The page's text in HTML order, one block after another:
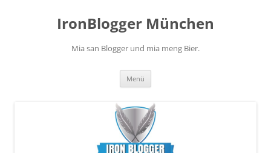
IronBlogger München
Mia san Blogger und mia meng Bier.
Menü